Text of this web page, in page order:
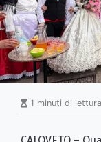
1 minuti di lettura